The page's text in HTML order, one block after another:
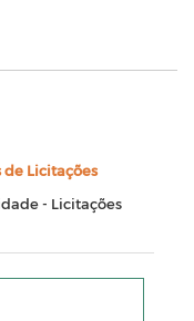
de Licitações
- Licitações